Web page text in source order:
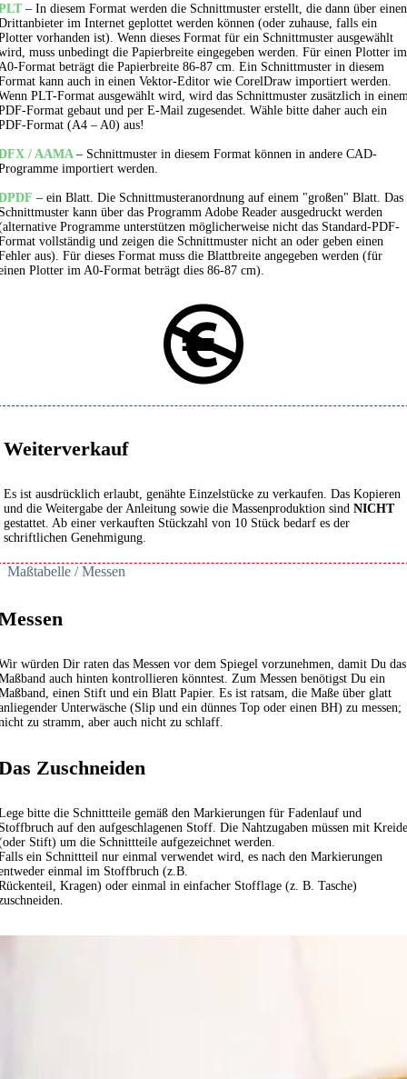
– In diesem Format werden die Schnittmuster erstellt, die dann über einen
im Internet geplottet werden können (oder zuhause, falls ein
vorhanden ist). Wenn dieses Format für ein Schnittmuster ausgewählt
muss unbedingt die Papierbreite eingegeben werden. Für einen Plotter im
Format beträgt die Papierbreite 86-87 cm. Ein Schnittmuster in diesem
kann auch in einen Vektor-Editor wie CorelDraw importiert werden.
PLT-Format ausgewählt wird, wird das Schnittmuster zusätzlich in
Format gebaut und per E-Mail zugesendet. Wähle bitte daher auch ein
Format (A4 – A0) aus!
/ AAMA – Schnittmuster in diesem Format können in andere CAD-
importiert werden.
– ein Blatt. Die Schnittmusteranordnung auf einem "großen" Blatt. Das
kann über das Programm Adobe Reader ausgedruckt werden
Programme unterstützen möglicherweise nicht das Standard-PDF-
vollständig und zeigen die Schnittmuster nicht an oder geben einen
aus). Für dieses Format muss die Blattbreite angegeben werden (für
Plotter im A0-Format beträgt dies 86-87 cm).
Weiterverkauf
Es ist ausdrücklich erlaubt, genähte Einzelstücke zu verkaufen. Das Kopieren
und die Weitergabe der Anleitung sowie die Massenproduktion sind NICHT
gestattet. Ab einer verkauften Stückzahl von 10 Stück bedarf es der
schriftlichen Genehmigung.
Maßtabelle / Messen
würden Dir raten das Messen vor dem Spiegel vorzunehmen, damit Du das
auch hinten kontrollieren könntest. Zum Messen benötigst Du ein
einen Stift und ein Blatt Papier. Es ist ratsam, die Maße über glatt
Unterwäsche (Slip und ein dünnes Top oder einen BH) zu messen;
zu stramm, aber auch nicht zu schlaff.
Zuschneiden
bitte die Schnittteile gemäß den Markierungen für Fadenlauf und
auf den aufgeschlagenen Stoff. Die Nahtzugaben müssen mit Kreide
Stift) um die Schnittteile aufgezeichnet werden.
ein Schnittteil nur einmal verwendet wird, es nach den Markierungen
einmal im Stoffbruch (z.B.
Kragen) oder einmal in einfacher Stofflage (z. B. Tasche)